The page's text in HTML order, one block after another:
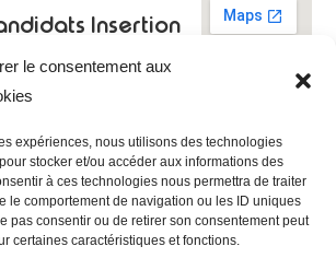
le consentement aux
expériences, nous utilisons des technologies
stocker et/ou accéder aux informations des
à ces technologies nous permettra de traiter
le comportement de navigation ou les ID uniques
pas consentir ou de retirer son consentement peut
certaines caractéristiques et fonctions.
de
du
une
Insertion
09 73 03 78
Contact
CGU
Mentions
légales